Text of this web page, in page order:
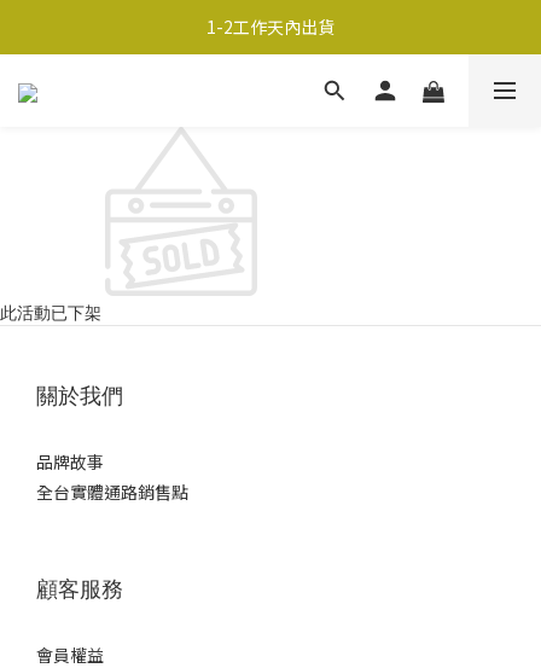
超商取貨690免運；宅配990免運
1-2工作天內出貨
超商取貨690免運；宅配990免運
此活動已下架
關於我們
品牌故事
全台實體通路銷售點
顧客服務
會員權益